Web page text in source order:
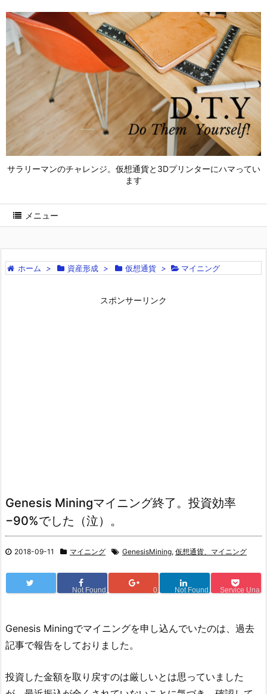
サラリーマンのチャレンジ。仮想通貨と3Dプリンターにハマってい
ます
メニュー
ホーム > 資産形成 > 仮想通貨 > マイニング
スポンサーリンク
Genesis Miningマイニング終了。投資効率
−90%でした（泣）。
2018-09-11 マイニング GenesisMining, 仮想通貨、マイニング
Not Found 0 Not Found Service Una
Genesis Miningでマイニングを申し込んでいたのは、過去
記事で報告をしておりました。
投資した金額を取り戻すのは厳しいとは思っていました